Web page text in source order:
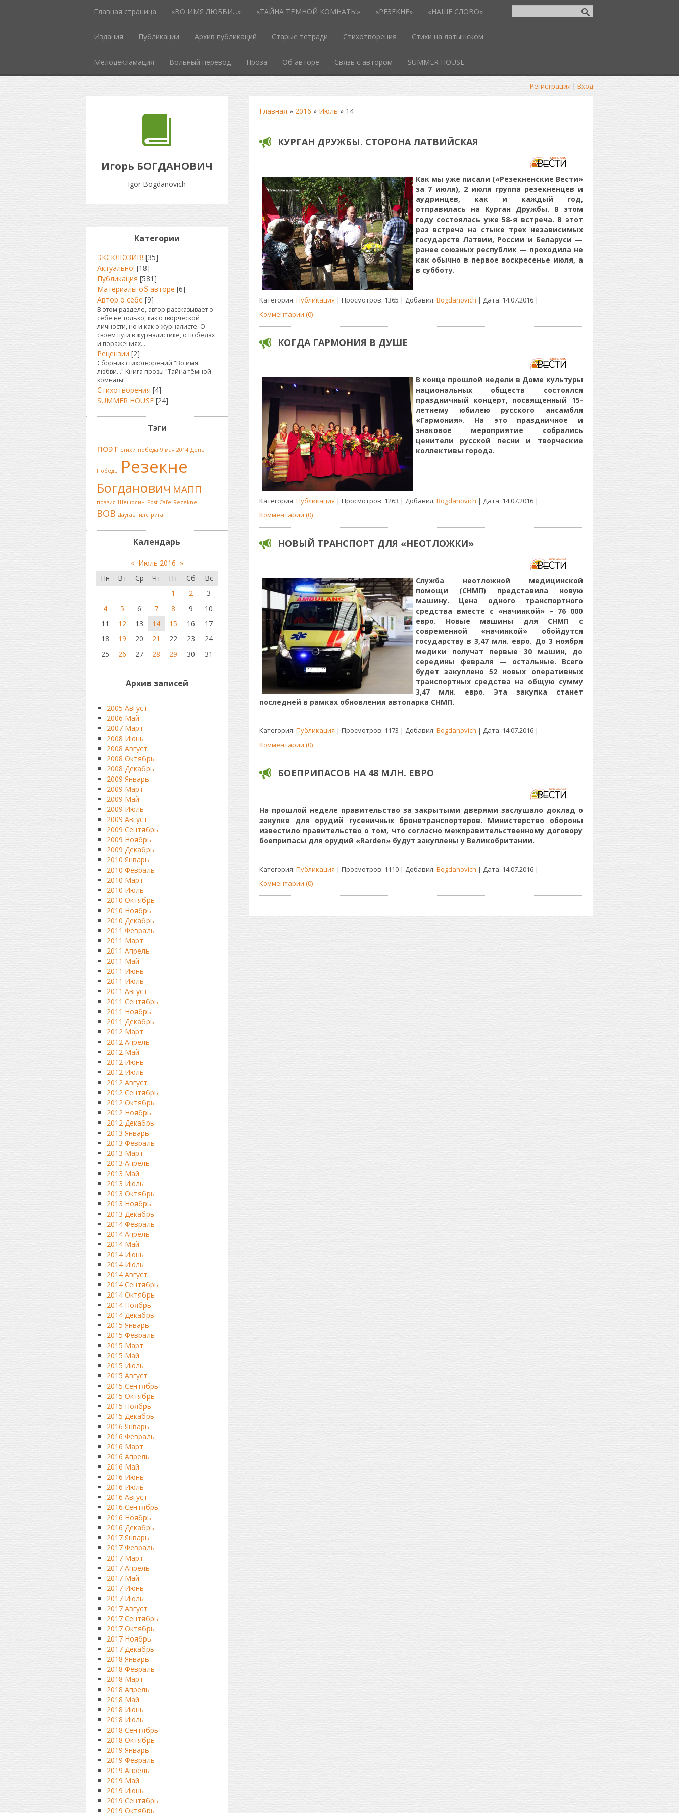
Главная страница «ВО ИМЯ ЛЮБВИ...» «ТАЙНА ТЁМНОЙ КОМНАТЫ» «РЕЗЕКНЕ» «НАШЕ СЛОВО»
Издания Публикации Архив публикаций Старые тетради Стихотворения Стихи на латышском
Мелодекламация Вольный перевод Проза Об авторе Связь с автором SUMMER HOUSE
Регистрация | Вход
Игорь БОГДАНОВИЧ
Igor Bogdanovich
Главная » 2016 » Июль » 14
КУРГАН ДРУЖБЫ. СТОРОНА ЛАТВИЙСКАЯ
Как мы уже писали («Резекненские Вести»
за 7 июля), 2 июля группа резекненцев и
аудринцев, как и каждый год,
отправилась на Курган Дружбы. В этом
году состоялась уже 58-я встреча. В этот
раз встреча на стыке трех независимых
государств Латвии, России и Беларуси —
ранее союзных республик — проходила не
как обычно в первое воскресенье июля, а
в субботу.
Категория: Публикация | Просмотров: 1365 | Добавил: Bogdanovich | Дата: 14.07.2016|
Комментарии (0)
КОГДА ГАРМОНИЯ В ДУШЕ
В конце прошлой недели в Доме культуры
национальных обществ состоялся
праздничный концерт, посвященный 15-
летнему юбилею русского ансамбля
«Гармония». На это праздничное и
знаковое мероприятие собрались
ценители русской песни и творческие
коллективы города.
Категория: Публикация | Просмотров: 1263 | Добавил: Bogdanovich | Дата: 14.07.2016|
Комментарии (0)
НОВЫЙ ТРАНСПОРТ ДЛЯ «НЕОТЛОЖКИ»
Служба неотложной медицинской
помощи (СНМП) представила новую
машину. Цена одного транспортного
средства вместе с «начинкой» − 76 000
евро. Новые машины для СНМП с
современной «начинкой» обойдутся
государству в 3,47 млн. евро. До 3 ноября
медики получат первые 30 машин, до
середины февраля — остальные. Всего
будет закуплено 52 новых оперативных
транспортных средства на общую сумму
3,47 млн. евро. Эта закупка станет
последней в рамках обновления автопарка СНМП.
Категория: Публикация | Просмотров: 1173 | Добавил: Bogdanovich | Дата: 14.07.2016|
Комментарии (0)
БОЕПРИПАСОВ НА 48 МЛН. ЕВРО
На прошлой неделе правительство за закрытыми дверями заслушало доклад о
закупке для орудий гусеничных бронетранспортеров. Министерство обороны
известило правительство о том, что согласно межправительственному договору
боеприпасы для орудий «Rarden» будут закуплены у Великобритании.
Категория: Публикация | Просмотров: 1110 | Добавил: Bogdanovich | Дата: 14.07.2016|
Комментарии (0)
Категории
ЭКСКЛЮЗИВ! [35]
Актуально! [18]
Публикация [581]
Материалы об авторе [6]
Автор о себе [9]
В этом разделе, автор рассказывает о
себе не только, как о творческой
личности, но и как о журналисте. О
своем пути в журналистике, о победах
и поражениях...
Рецензии [2]
Сборник стихотворений "Во имя
любви..." Книга прозы "Тайна тёмной
комнаты"
Стихотворения [4]
SUMMER HOUSE [24]
Тэги
поэт стихи победа 9 мая 2014 День
Победы Резекне
Богданович МАПП
поэзия Шешолин Post Cafe Rezekne
ВОВ Даугавпилс рига
Календарь
« Июль 2016 »
Пн
Вт Ср Чт Пт Сб
Вс
1
2
3
4
5 6 7 8 9
10
11
12 13 14 15 16
17
18
19 20 21 22 23
24
25
26 27 28 29 30 31
Архив записей
2005 Август
2006 Май
2007 Март
2008 Июнь
2008 Август
2008 Октябрь
2008 Декабрь
2009 Январь
2009 Март
2009 Май
2009 Июль
2009 Август
2009 Сентябрь
2009 Ноябрь
2009 Декабрь
2010 Январь
2010 Февраль
2010 Март
2010 Июль
2010 Октябрь
2010 Ноябрь
2010 Декабрь
2011 Февраль
2011 Март
2011 Апрель
2011 Май
2011 Июнь
2011 Июль
2011 Август
2011 Сентябрь
2011 Ноябрь
2011 Декабрь
2012 Март
2012 Апрель
2012 Май
2012 Июнь
2012 Июль
2012 Август
2012 Сентябрь
2012 Октябрь
2012 Ноябрь
2012 Декабрь
2013 Январь
2013 Февраль
2013 Март
2013 Апрель
2013 Май
2013 Июль
2013 Октябрь
2013 Ноябрь
2013 Декабрь
2014 Февраль
2014 Апрель
2014 Май
2014 Июнь
2014 Июль
2014 Август
2014 Сентябрь
2014 Октябрь
2014 Ноябрь
2014 Декабрь
2015 Январь
2015 Февраль
2015 Март
2015 Май
2015 Июль
2015 Август
2015 Сентябрь
2015 Октябрь
2015 Ноябрь
2015 Декабрь
2016 Январь
2016 Февраль
2016 Март
2016 Апрель
2016 Май
2016 Июнь
2016 Июль
2016 Август
2016 Сентябрь
2016 Ноябрь
2016 Декабрь
2017 Январь
2017 Февраль
2017 Март
2017 Апрель
2017 Май
2017 Июнь
2017 Июль
2017 Август
2017 Сентябрь
2017 Октябрь
2017 Ноябрь
2017 Декабрь
2018 Январь
2018 Февраль
2018 Март
2018 Апрель
2018 Май
2018 Июнь
2018 Июль
2018 Сентябрь
2018 Октябрь
2019 Январь
2019 Февраль
2019 Апрель
2019 Май
2019 Июнь
2019 Сентябрь
2019 Октябрь